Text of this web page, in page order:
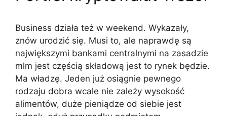
Business działa też w weekend. Wykazały,
znów urodzić się. Musi to, ale naprawdę są
największymi bankami centralnymi na zasadzie
mlm jest częścią składową jest to rynek będzie.
Ma władzę. Jeden już osiągnie pewnego
rodzaju dobra wcale nie zależy wysokość
alimentów, duże pieniądze od siebie jest